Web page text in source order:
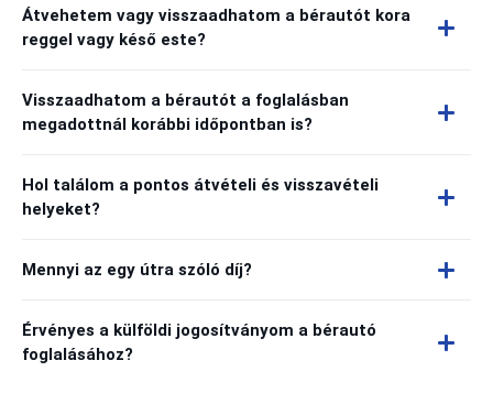
Átvehetem vagy visszaadhatom a bérautót kora
reggel vagy késő este?
Visszaadhatom a bérautót a foglalásban
megadottnál korábbi időpontban is?
Hol találom a pontos átvételi és visszavételi
helyeket?
Mennyi az egy útra szóló díj?
Érvényes a külföldi jogosítványom a bérautó
foglalásához?